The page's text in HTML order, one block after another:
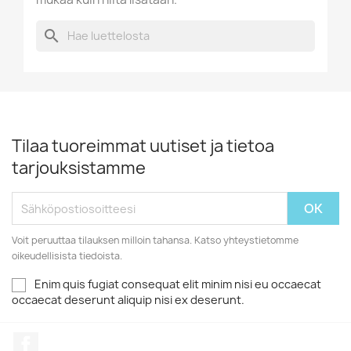
search
Tilaa tuoreimmat uutiset ja tietoa
tarjouksistamme
Voit peruuttaa tilauksen milloin tahansa. Katso yhteystietomme
oikeudellisista tiedoista.
Enim quis fugiat consequat elit minim nisi eu occaecat
occaecat deserunt aliquip nisi ex deserunt.